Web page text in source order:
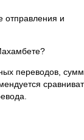
отправления и
переводов,